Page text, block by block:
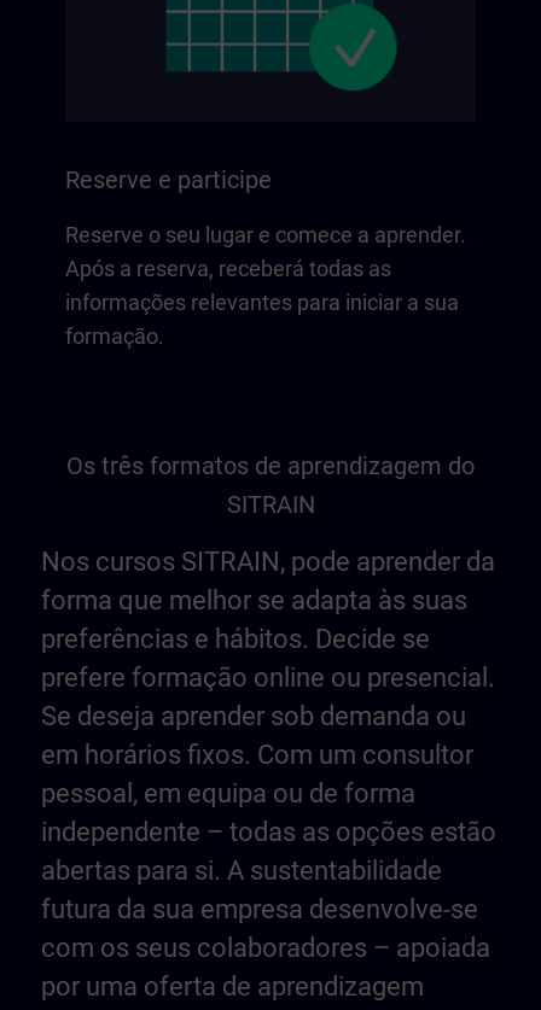
Reserve e participe
Reserve o seu lugar e comece a aprender.
Após a reserva, receberá todas as
informações relevantes para iniciar a sua
formação.
Os três formatos de aprendizagem do
SITRAIN
Nos cursos SITRAIN, pode aprender da
forma que melhor se adapta às suas
preferências e hábitos. Decide se
prefere formação online ou presencial.
Se deseja aprender sob demanda ou
em horários fixos. Com um consultor
pessoal, em equipa ou de forma
independente – todas as opções estão
abertas para si. A sustentabilidade
futura da sua empresa desenvolve-se
com os seus colaboradores – apoiada
por uma oferta de aprendizagem